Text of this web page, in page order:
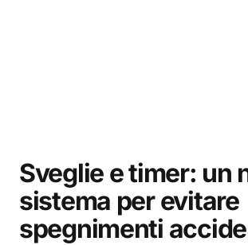
Sveglie e timer: un
sistema per evitare
spegnimenti